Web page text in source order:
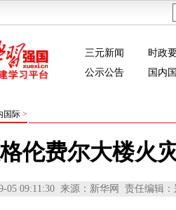
三元新闻
时政
公示公告
国内
国际>
伦费尔大楼火
05 09:11:30 来源：新华网 责任编辑